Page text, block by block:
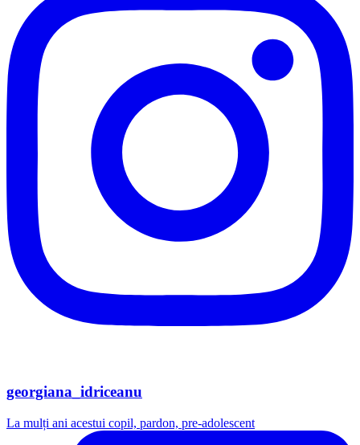
georgiana_idriceanu
La mulți ani acestui copil, pardon, pre-adolescent